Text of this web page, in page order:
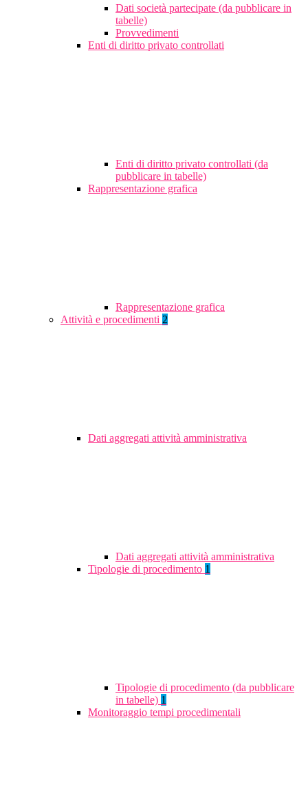
Dati società partecipate (da pubblicare in
tabelle)
Provvedimenti
Enti di diritto privato controllati
Enti di diritto privato controllati (da
pubblicare in tabelle)
Rappresentazione grafica
Rappresentazione grafica
Attività e procedimenti 2
Dati aggregati attività amministrativa
Dati aggregati attività amministrativa
Tipologie di procedimento 1
Tipologie di procedimento (da pubblicare
in tabelle) 1
Monitoraggio tempi procedimentali